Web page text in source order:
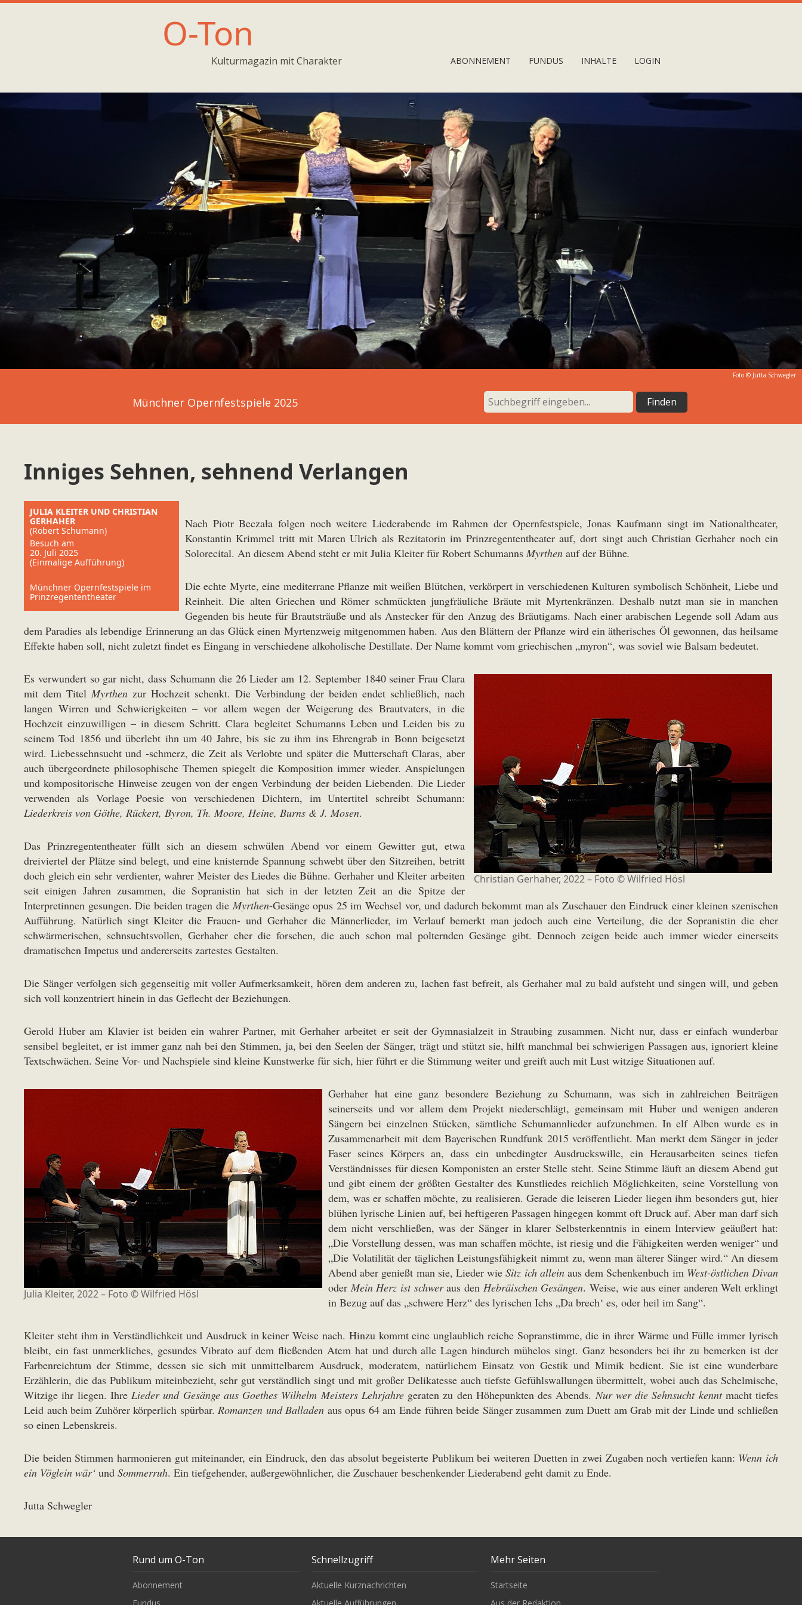
O-Ton
Kulturmagazin mit Charakter ABONNEMENT FUNDUS INHALTE LOGIN
Foto © Jutta Schwegler
Münchner Opernfestspiele 2025
Inniges Sehnen, sehnend Verlangen
JULIA KLEITER UND CHRISTIAN
GERHAHER
(Robert Schumann)
Besuch am
20. Juli 2025
(Einmalige Aufführung)
Münchner Opernfestspiele im
Prinzregententheater
Nach Piotr Beczala folgen noch weitere Liederabende im Rahmen der Opernfestspiele, Jonas Kaufmann singt im Nationaltheater,
Konstantin Krimmel tritt mit Maren Ulrich als Rezitatorin im Prinzregententheater auf, dort singt auch Christian Gerhaher noch ein
Solorecital. An diesem Abend steht er mit Julia Kleiter für Robert Schumanns Myrthen auf der Bühne.
Die echte Myrte, eine mediterrane Pflanze mit weißen Blütchen, verkörpert in verschiedenen Kulturen symbolisch Schönheit, Liebe und
Reinheit. Die alten Griechen und Römer schmückten jungfräuliche Bräute mit Myrtenkränzen. Deshalb nutzt man sie in manchen
Gegenden bis heute für Brautsträuße und als Anstecker für den Anzug des Bräutigams. Nach einer arabischen Legende soll Adam aus
dem Paradies als lebendige Erinnerung an das Glück einen Myrtenzweig mitgenommen haben. Aus den Blättern der Pflanze wird ein ätherisches Öl gewonnen, das heilsame
Effekte haben soll, nicht zuletzt findet es Eingang in verschiedene alkoholische Destillate. Der Name kommt vom griechischen „myron“, was soviel wie Balsam bedeutet.
Christian Gerhaher, 2022 – Foto © Wilfried Hösl
Es verwundert so gar nicht, dass Schumann die 26 Lieder am 12. September 1840 seiner Frau Clara
mit dem Titel Myrthen zur Hochzeit schenkt. Die Verbindung der beiden endet schließlich, nach
langen Wirren und Schwierigkeiten – vor allem wegen der Weigerung des Brautvaters, in die
Hochzeit einzuwilligen – in diesem Schritt. Clara begleitet Schumanns Leben und Leiden bis zu
seinem Tod 1856 und überlebt ihn um 40 Jahre, bis sie zu ihm ins Ehrengrab in Bonn beigesetzt
wird. Liebessehnsucht und -schmerz, die Zeit als Verlobte und später die Mutterschaft Claras, aber
auch übergeordnete philosophische Themen spiegelt die Komposition immer wieder. Anspielungen
und kompositorische Hinweise zeugen von der engen Verbindung der beiden Liebenden. Die Lieder
verwenden als Vorlage Poesie von verschiedenen Dichtern, im Untertitel schreibt Schumann:
Liederkreis von Göthe, Rückert, Byron, Th. Moore, Heine, Burns & J. Mosen.
Das Prinzregententheater füllt sich an diesem schwülen Abend vor einem Gewitter gut, etwa
dreiviertel der Plätze sind belegt, und eine knisternde Spannung schwebt über den Sitzreihen, betritt
doch gleich ein sehr verdienter, wahrer Meister des Liedes die Bühne. Gerhaher und Kleiter arbeiten
seit einigen Jahren zusammen, die Sopranistin hat sich in der letzten Zeit an die Spitze der
Interpretinnen gesungen. Die beiden tragen die Myrthen-Gesänge opus 25 im Wechsel vor, und dadurch bekommt man als Zuschauer den Eindruck einer kleinen szenischen
Aufführung. Natürlich singt Kleiter die Frauen- und Gerhaher die Männerlieder, im Verlauf bemerkt man jedoch auch eine Verteilung, die der Sopranistin die eher
schwärmerischen, sehnsuchtsvollen, Gerhaher eher die forschen, die auch schon mal polternden Gesänge gibt. Dennoch zeigen beide auch immer wieder einerseits
dramatischen Impetus und andererseits zartestes Gestalten.
Die Sänger verfolgen sich gegenseitig mit voller Aufmerksamkeit, hören dem anderen zu, lachen fast befreit, als Gerhaher mal zu bald aufsteht und singen will, und geben
sich voll konzentriert hinein in das Geflecht der Beziehungen.
Gerold Huber am Klavier ist beiden ein wahrer Partner, mit Gerhaher arbeitet er seit der Gymnasialzeit in Straubing zusammen. Nicht nur, dass er einfach wunderbar
sensibel begleitet, er ist immer ganz nah bei den Stimmen, ja, bei den Seelen der Sänger, trägt und stützt sie, hilft manchmal bei schwierigen Passagen aus, ignoriert kleine
Textschwächen. Seine Vor- und Nachspiele sind kleine Kunstwerke für sich, hier führt er die Stimmung weiter und greift auch mit Lust witzige Situationen auf.
Julia Kleiter, 2022 – Foto © Wilfried Hösl
Gerhaher hat eine ganz besondere Beziehung zu Schumann, was sich in zahlreichen Beiträgen
seinerseits und vor allem dem Projekt niederschlägt, gemeinsam mit Huber und wenigen anderen
Sängern bei einzelnen Stücken, sämtliche Schumannlieder aufzunehmen. In elf Alben wurde es in
Zusammenarbeit mit dem Bayerischen Rundfunk 2015 veröffentlicht. Man merkt dem Sänger in jeder
Faser seines Körpers an, dass ein unbedingter Ausdruckswille, ein Herausarbeiten seines tiefen
Verständnisses für diesen Komponisten an erster Stelle steht. Seine Stimme läuft an diesem Abend gut
und gibt einem der größten Gestalter des Kunstliedes reichlich Möglichkeiten, seine Vorstellung von
dem, was er schaffen möchte, zu realisieren. Gerade die leiseren Lieder liegen ihm besonders gut, hier
blühen lyrische Linien auf, bei heftigeren Passagen hingegen kommt oft Druck auf. Aber man darf sich
dem nicht verschließen, was der Sänger in klarer Selbsterkenntnis in einem Interview geäußert hat:
„Die Vorstellung dessen, was man schaffen möchte, ist riesig und die Fähigkeiten werden weniger“ und
„Die Volatilität der täglichen Leistungsfähigkeit nimmt zu, wenn man älterer Sänger wird.“ An diesem
Abend aber genießt man sie, Lieder wieSitz ich alleinaus dem Schenkenbuch im West-östlichen Divan
oder Mein Herz ist schweraus den Hebräischen Gesängen. Weise, wie aus einer anderen Welt erklingt
in Bezug auf das „schwere Herz“ des lyrischen Ichs „Da brech‘ es, oder heil im Sang“.
Kleiter steht ihm in Verständlichkeit und Ausdruck in keiner Weise nach. Hinzu kommt eine unglaublich reiche Sopranstimme, die in ihrer Wärme und Fülle immer lyrisch
bleibt, ein fast unmerkliches, gesundes Vibrato auf dem fließenden Atem hat und durch alle Lagen hindurch mühelos singt. Ganz besonders bei ihr zu bemerken ist der
Farbenreichtum der Stimme, dessen sie sich mit unmittelbarem Ausdruck, moderatem, natürlichem Einsatz von Gestik und Mimik bedient. Sie ist eine wunderbare
Erzählerin, die das Publikum miteinbezieht, sehr gut verständlich singt und mit großer Delikatesse auch tiefste Gefühlswallungen übermittelt, wobei auch das Schelmische,
Witzige ihr liegen. Ihre Lieder und Gesänge aus Goethes Wilhelm Meisters Lehrjahregeraten zu den Höhepunkten des Abends. Nur wer die Sehnsucht kenntmacht tiefes
Leid auch beim Zuhörer körperlich spürbar.Romanzen und Balladen aus opus 64 am Ende führen beide Sänger zusammen zum Duett am Grab mit der Linde und schließen
so einen Lebenskreis.
Die beiden Stimmen harmonieren gut miteinander, ein Eindruck, den das absolut begeisterte Publikum bei weiteren Duetten in zwei Zugaben noch vertiefen kann: Wenn ich
ein Vöglein wär‘ und Sommerruh. Ein tiefgehender, außergewöhnlicher, die Zuschauer beschenkender Liederabend geht damit zu Ende.
Jutta Schwegler
Rund um O-Ton
Abonnement
Schnellzugriff
Aktuelle Kurznachrichten
Mehr Seiten
Startseite